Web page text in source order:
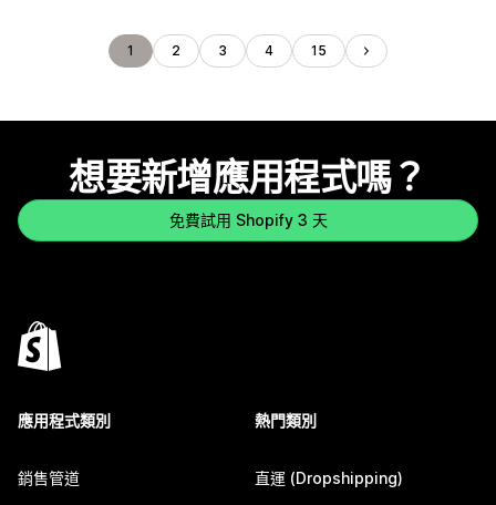
1 2 3 4 15
想要新增應用程式嗎？
免費試用 Shopify 3 天
應用程式類別
銷售管道
熱門類別
直運 (Dropshipping)